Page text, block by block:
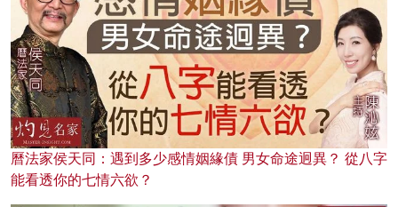
曆法家侯天同：遇到多少感情姻緣債 男女命途迥異？ 從八字
能看透你的七情六欲？